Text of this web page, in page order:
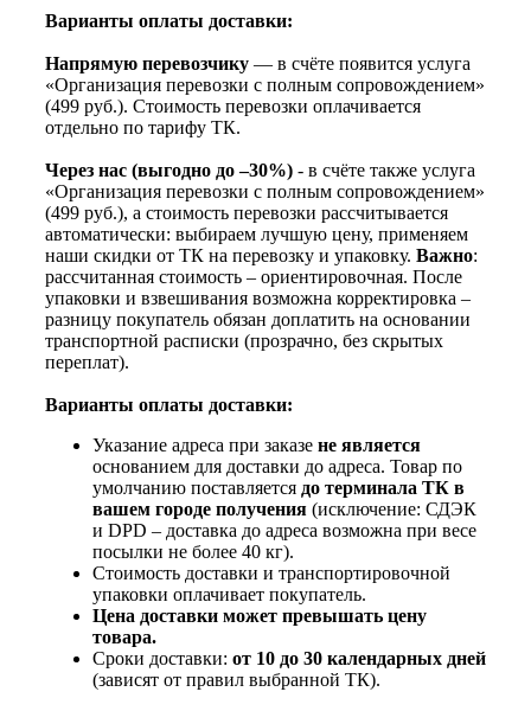
Варианты оплаты доставки:
Напрямую перевозчику — в счёте появится услуга
«Организация перевозки с полным сопровождением»
(499 руб.). Стоимость перевозки оплачивается
отдельно по тарифу ТК.
Через нас (выгодно до –30%) - в счёте также услуга
«Организация перевозки с полным сопровождением»
(499 руб.), а стоимость перевозки рассчитывается
автоматически: выбираем лучшую цену, применяем
наши скидки от ТК на перевозку и упаковку. Важно:
рассчитанная стоимость – ориентировочная. После
упаковки и взвешивания возможна корректировка –
разницу покупатель обязан доплатить на основании
транспортной расписки (прозрачно, без скрытых
переплат).
Варианты оплаты доставки:
Указание адреса при заказе не является
основанием для доставки до адреса. Товар по
умолчанию поставляется до терминала ТК в
вашем городе получения (исключение: СДЭК
и DPD – доставка до адреса возможна при весе
посылки не более 40 кг).
Стоимость доставки и транспортировочной
упаковки оплачивает покупатель.
Цена доставки может превышать цену
товара.
Сроки доставки: от 10 до 30 календарных дней
(зависят от правил выбранной ТК).